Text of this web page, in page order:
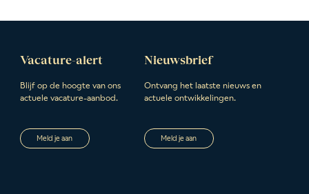
Vacature-alert
Blijf op de hoogte van ons
actuele vacature-aanbod.
Meld je aan
Nieuwsbrief
Ontvang het laatste nieuws en
actuele ontwikkelingen.
Meld je aan